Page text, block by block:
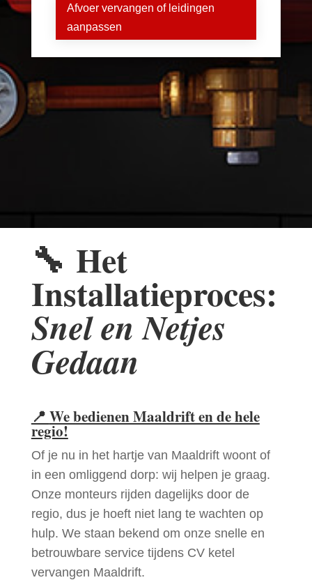
Afvoer vervangen of leidingen
aanpassen
🔧 Het
Installatieproces:
Snel en Netjes
Gedaan
📍 We bedienen Maaldrift en de hele
regio!
Of je nu in het hartje van Maaldrift woont of
in een omliggend dorp: wij helpen je graag.
Onze monteurs rijden dagelijks door de
regio, dus je hoeft niet lang te wachten op
hulp. We staan bekend om onze snelle en
betrouwbare service tijdens CV ketel
vervangen Maaldrift.